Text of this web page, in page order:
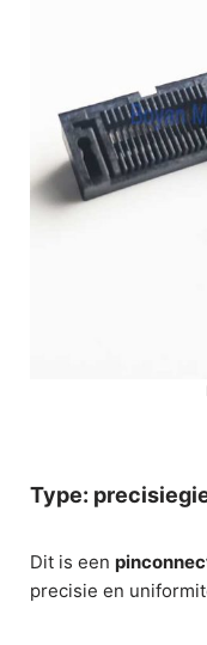
Type:
Dit is een
precisie en